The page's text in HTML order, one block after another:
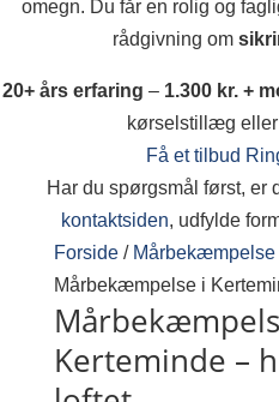
omegn. Du får en rolig og
rådgivning om
20+ års erfaring – 1.300 kr. +
kørselstillæg eller
Få et tilbud
Har du spørgsmål først, er
kontaktsiden, udfylde
Forside / Mårbekæmpelse
Mårbekæmpelse i
Kerteminde –